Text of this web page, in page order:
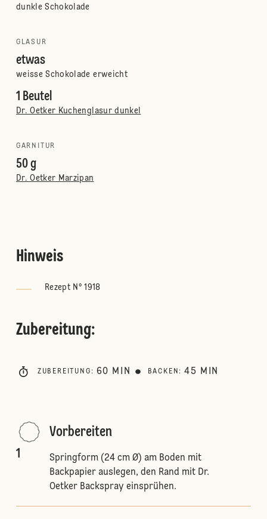
dunkle Schokolade
GLASUR
etwas
weisse Schokolade erweicht
1 Beutel
Dr. Oetker Kuchenglasur dunkel
GARNITUR
50 g
Dr. Oetker Marzipan
Hinweis
Rezept N° 1918
Zubereitung:
ZUBEREITUNG : 60 MIN BACKEN : 45 MIN
1
Vorbereiten
Springform (24 cm Ø) am Boden mit
Backpapier auslegen, den Rand mit Dr.
Oetker Backspray einsprühen.